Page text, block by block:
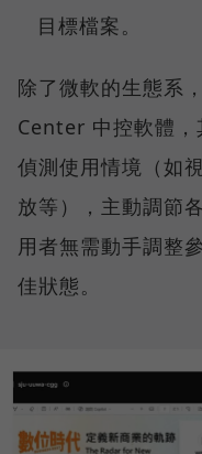
目標檔案。
除了微軟的生態系
Center 中控軟體
偵測使用情境（如
放等），主動調節
用者無需動手調整
佳狀態。